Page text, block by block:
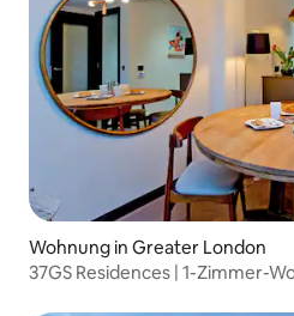
Wohnung in Greater London
37GS Residences | 1-Zimmer-